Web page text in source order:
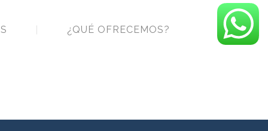
¿QUÉ OFRECEMOS?